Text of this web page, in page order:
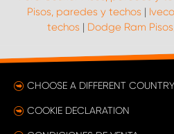
Pisos, paredes y techos |
techos | Dodge Ram
CHOOSE A DIFFERENT COUNTRY
COOKIE DECLARATION